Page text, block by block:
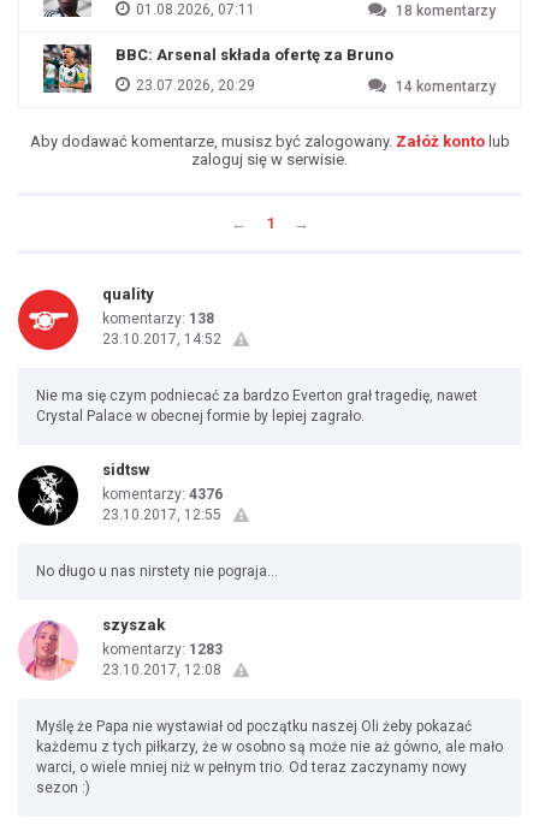
01.08.2026, 07:11 18 komentarzy
BBC: Arsenal składa ofertę za Bruno
23.07.2026, 20:29 14 komentarzy
Aby dodawać komentarze, musisz być zalogowany. Załóż kontolub
zaloguj się w serwisie.
← 1 →
quality
komentarzy: 138
23.10.2017, 14:52
Nie ma się czym podniecać za bardzo Everton grał tragedię, nawet
Crystal Palace w obecnej formie by lepiej zagrało.
sidtsw
komentarzy: 4376
23.10.2017, 12:55
No długo u nas nirstety nie pograja...
szyszak
komentarzy: 1283
23.10.2017, 12:08
Myślę że Papa nie wystawiał od początku naszej Oli żeby pokazać
każdemu z tych piłkarzy, że w osobno są może nie aż gówno, ale mało
warci, o wiele mniej niż w pełnym trio. Od teraz zaczynamy nowy
sezon :)